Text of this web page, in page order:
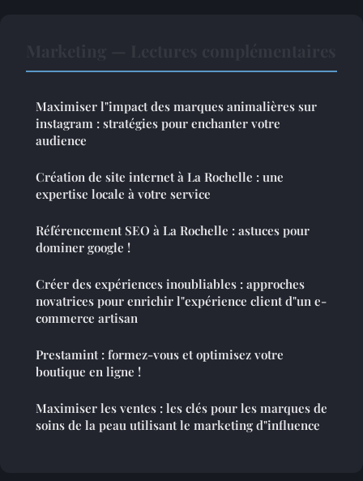
Maximiser l"impact des marques animalières sur
instagram : stratégies pour enchanter votre
audience
Création de site internet à La Rochelle : une
expertise locale à votre service
Référencement SEO à La Rochelle : astuces pour
dominer google !
Créer des expériences inoubliables : approches
novatrices pour enrichir l"expérience client d"un e-
commerce artisan
Prestamint : formez-vous et optimisez votre
boutique en ligne !
Maximiser les ventes : les clés pour les marques de
soins de la peau utilisant le marketing d"influence